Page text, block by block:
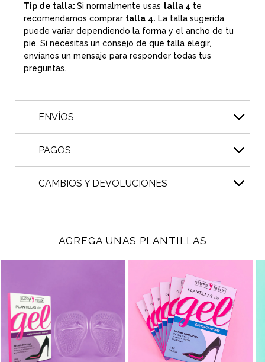
Tip de talla: Si normalmente usas talla 4 te
recomendamos comprar talla 4. La talla sugerida
puede variar dependiendo la forma y el ancho de tu
pie. Si necesitas un consejo de que talla elegir,
envíanos un mensaje para responder todas tus
preguntas.
ENVÍOS
PAGOS
CAMBIOS Y DEVOLUCIONES
AGREGA UNAS PLANTILLAS